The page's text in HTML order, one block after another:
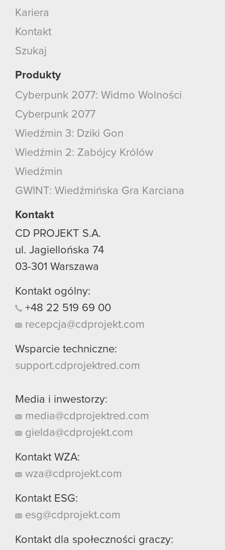
Kariera
Kontakt
Szukaj
Produkty
Cyberpunk 2077: Widmo Wolności
Cyberpunk 2077
Wiedźmin 3: Dziki Gon
Wiedźmin 2: Zabójcy Królów
Wiedźmin
GWINT: Wiedźmińska Gra Karciana
Kontakt
CD PROJEKT S.A.
ul. Jagiellońska 74
03-301 Warszawa
Kontakt ogólny:
+48 22 519 69 00
recepcja@cdprojekt.com
Wsparcie techniczne:
support.cdprojektred.com
Media i inwestorzy:
media@cdprojektred.com
gielda@cdprojekt.com
Kontakt WZA:
wza@cdprojekt.com
Kontakt ESG:
esg@cdprojekt.com
Kontakt dla społeczności graczy: